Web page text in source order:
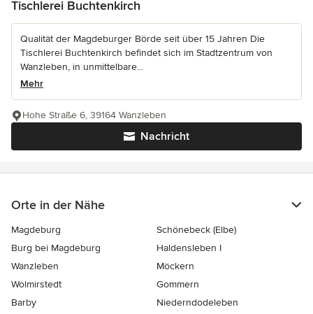
Tischlerei Buchtenkirch
Qualität der Magdeburger Börde seit über 15 Jahren Die
Tischlerei Buchtenkirch befindet sich im Stadtzentrum von
Wanzleben, in unmittelbare...
Mehr
Nachricht
Hohe Straße 6, 39164 Wanzleben
Orte in der Nähe
Magdeburg
Schönebeck (Elbe)
Burg bei Magdeburg
Haldensleben I
Wanzleben
Möckern
Wolmirstedt
Gommern
Barby
Niederndodeleben